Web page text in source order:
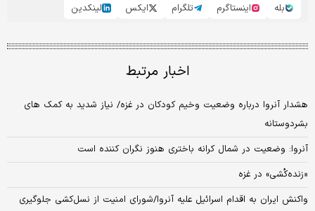
بله
اینستاگرم تلگرام ایکس لینکدین
اخبار مرتبط
هشدار آنروا درباره وضعیت وخیم کودکان در غزه/ نیاز شدید به کمک‌ های
بشردوستانه
آنروا: وضعیت در شمال کرانه باختری هنوز نگران کننده است
«زنده‌کُشی» در غزه
واکنش ایران به اقدام اسرائیل علیه آنروا/شورای امنیت از نسل‌کشی جلوگیری